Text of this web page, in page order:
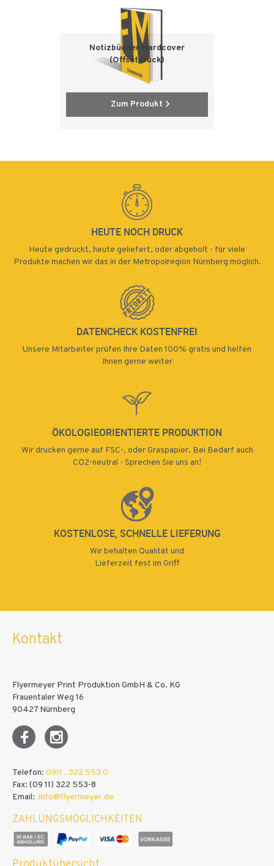
Notizbücher Hardcover
(Offsetdruck)
Zum Produkt
HEUTE NOCH DRUCK
Heute gedruckt, heute geliefert, oder abgeholt - für viele
Produkte machen wir das in der Metropolregion Nürnberg möglich.
DATENCHECK KOSTENFREI
Unsere Mitarbeiter prüfen Ihre Daten 100% gratis und helfen
Ihnen gerne weiter
ÖKOLOGIEORIENTIERTE PRODUKTION
Wir drucken gerne auf FSC-, oder Graspapier. Bei Bedarf auch
CO2-neutral - Sprechen Sie uns an!
KOSTENLOSE, SCHNELLE LIEFERUNG
Wir behalten Qualität und
Lieferzeit fest im Griff
Kontakt
Flyermeyer Print Produktion GmbH & Co. KG
Frauentaler Weg 16
90427 Nürnberg
Telefon: 0911 . 322 553 0
Fax: (09 11) 322 553-8
Email: info@flyermeyer.de
ZAHLUNGSMÖGLICHKEITEN